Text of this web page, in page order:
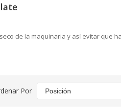
de la maquinaria y así evitar que
Por